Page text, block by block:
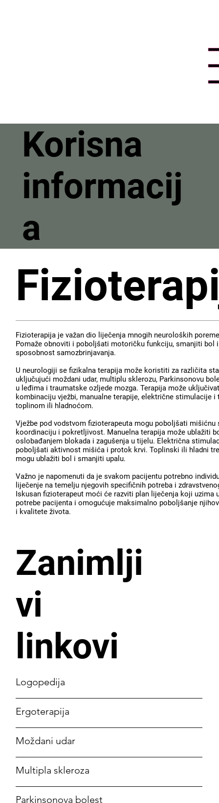
Korisna
informacij
a
Fizioterapija je važan dio liječenja mnogih neuroloških
Pomaže obnoviti i poboljšati motoričku funkciju, smanjiti bol
sposobnost samozbrinjavanja.
U neurologiji se fizikalna terapija može koristiti za različita
uključujući moždani udar, multiplu sklerozu, Parkinsonovu
u leđima i traumatske ozljede mozga. Terapija može
kombinaciju vježbi, manualne terapije, električne stimulacije i
toplinom ili hladnoćom.
Vježbe pod vodstvom fizioterapeuta mogu poboljšati mišićnu
koordinaciju i pokretljivost. Manuelna terapija može ublažiti
oslobađanjem blokada i zagušenja u tijelu. Električna
poboljšati aktivnost mišića i protok krvi. Toplinski ili hladni
mogu ublažiti bol i smanjiti upalu.
Važno je napomenuti da je svakom pacijentu potrebno
liječenje na temelju njegovih specifičnih potreba i
Iskusan fizioterapeut moći će razviti plan liječenja koji uzima
potrebe pacijenta i omogućuje maksimalno poboljšanje
i kvalitete života.
Zanimlji
vi
linkovi
Logopedija
Ergoterapija
Moždani udar
Multipla skleroza
Parkinsonova bolest